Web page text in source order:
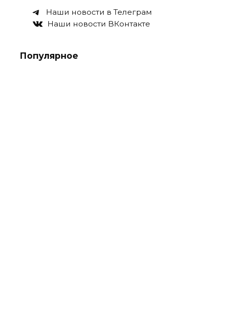
Наши новости в Телеграм
Наши новости ВКонтакте
Популярное